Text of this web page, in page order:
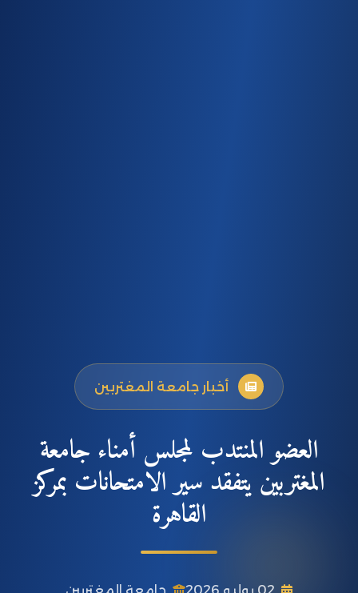
أخبار جامعة المغتربين
العضو المنتدب لمجلس أمناء جامعة
المغتربين يتفقد سير الامتحانات بمركز
القاهرة